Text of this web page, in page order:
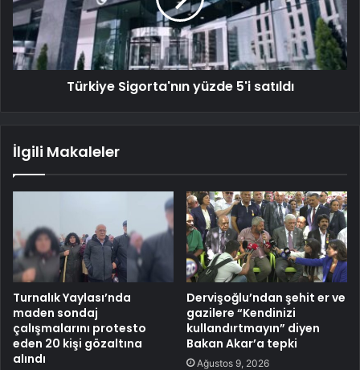
Türkiye Sigorta'nın yüzde 5'i satıldı
İlgili Makaleler
Turnalık Yaylası’nda
maden sondaj
çalışmalarını protesto
eden 20 kişi gözaltına
alındı
Dervişoğlu’ndan şehit er ve
gazilere “Kendinizi
kullandırtmayın” diyen
Bakan Akar’a tepki
Ağustos 9, 2026